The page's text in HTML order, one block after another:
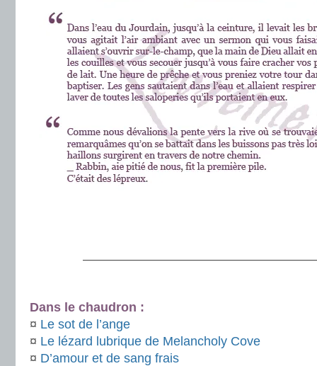
Dans le chaudron :
¤ Le sot de l’ange
¤ Le lézard lubrique de Melancholy Cove
¤ D’amour et de sang frais